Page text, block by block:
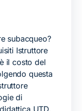
subacqueo?
Istruttore
il costo del
questa
di